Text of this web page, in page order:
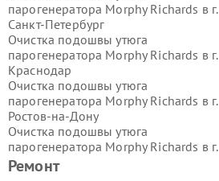
Ремонт
парогенератора Morphy Richards в г.
Санкт-Петербург
Очистка подошвы утюга
парогенератора Morphy Richards в г.
Краснодар
Очистка подошвы утюга
парогенератора Morphy Richards в г.
Ростов-на-Дону
Очистка подошвы утюга
парогенератора Morphy Richards в г.
Нижний Новгород
Очистка подошвы утюга